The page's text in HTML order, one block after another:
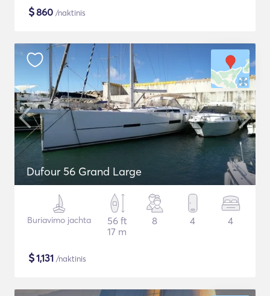
$860 /naktinis
Dufour 56 Grand Large
Buriavimo jachta
56 ft
17 m
8 4 4
$1,131 /naktinis